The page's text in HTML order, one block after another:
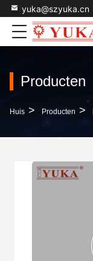
yuka@szyuka.cn
Producten
Huis > Producten >